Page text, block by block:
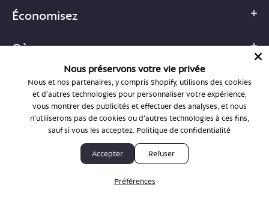
Économisez
Où commencer
Boutiques
Nous préservons votre vie privée
Nous et nos partenaires, y compris Shopify, utilisons des cookies
et d'autres technologies pour personnaliser votre expérience,
vous montrer des publicités et effectuer des analyses, et nous
n'utiliserons pas de cookies ou d'autres technologies à ces fins,
sauf si vous les acceptez. Politique de confidentialité
Accepter Refuser
Préférences